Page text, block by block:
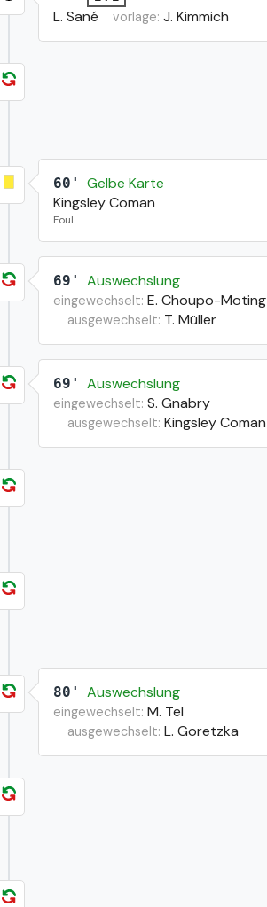
L. Sané
vorlage: J. Kimmich
60'
Gelbe Karte
Kingsley Coman
Foul
69' Auswechslung
eingewechselt: E. Choupo-Moting
ausgewechselt: T. Müller
69' Auswechslung
eingewechselt: S. Gnabry
ausgewechselt: Kingsley Coman
80' Auswechslung
eingewechselt: M. Tel
ausgewechselt: L. Goretzka